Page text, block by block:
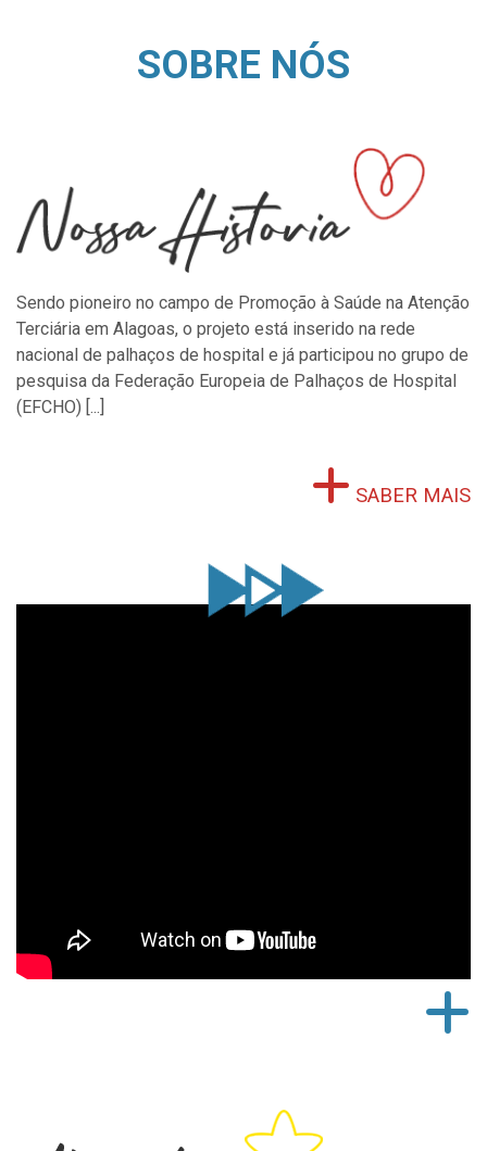
SOBRE NÓS
Sendo pioneiro no campo de Promoção à Saúde na Atenção
Terciária em Alagoas, o projeto está inserido na rede
nacional de palhaços de hospital e já participou no grupo de
pesquisa da Federação Europeia de Palhaços de Hospital
(EFCHO) [...]
SABER MAIS